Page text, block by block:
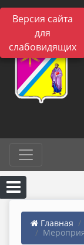
Версия сайта
для
слабовидящих
Главная